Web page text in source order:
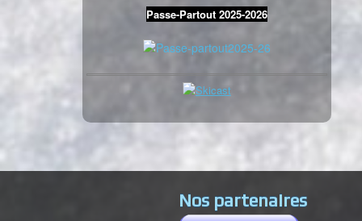
Passe-Partout 2025-2026
Nos partenaires